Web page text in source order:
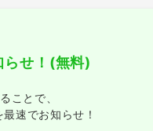
せ！ (無料)
ことで、
速でお知らせ！